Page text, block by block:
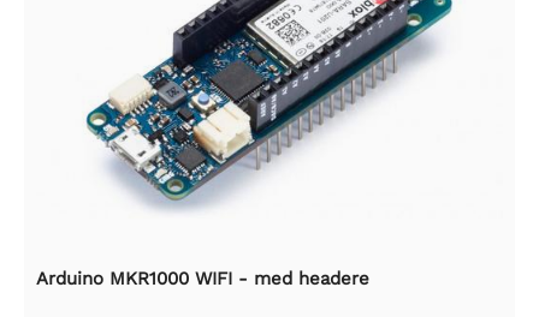
Arduino MKR1000 WIFI - med headere